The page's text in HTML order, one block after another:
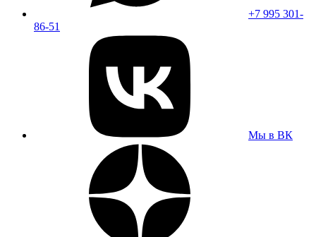
+7 995 301-
86-51
Мы в ВК